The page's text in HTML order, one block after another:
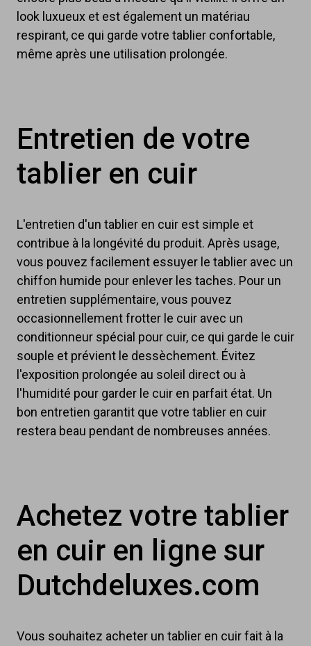
look luxueux et est également un matériau
respirant, ce qui garde votre tablier confortable,
même après une utilisation prolongée.
Entretien de votre
tablier en cuir
L'entretien d'un tablier en cuir est simple et
contribue à la longévité du produit. Après usage,
vous pouvez facilement essuyer le tablier avec un
chiffon humide pour enlever les taches. Pour un
entretien supplémentaire, vous pouvez
occasionnellement frotter le cuir avec un
conditionneur spécial pour cuir, ce qui garde le cuir
souple et prévient le dessèchement. Évitez
l'exposition prolongée au soleil direct ou à
l'humidité pour garder le cuir en parfait état. Un
bon entretien garantit que votre tablier en cuir
restera beau pendant de nombreuses années.
Achetez votre tablier
en cuir en ligne sur
Dutchdeluxes.com
Vous souhaitez acheter un tablier en cuir fait à la